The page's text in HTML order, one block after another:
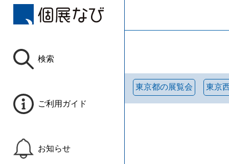
検索
ご利用ガイド
お知らせ
東京都の展覧会 東京